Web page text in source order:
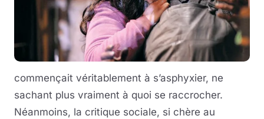
commençait véritablement à s’asphyxier, ne
sachant plus vraiment à quoi se raccrocher.
Néanmoins, la critique sociale, si chère au